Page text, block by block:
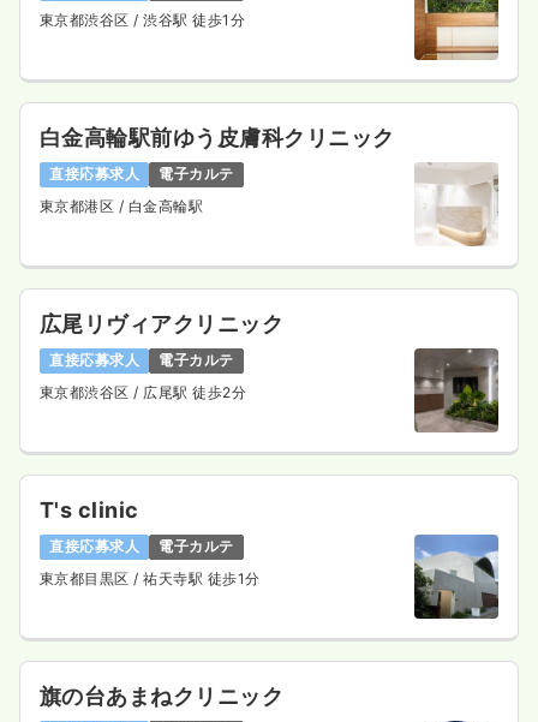
給与 時給2,130円
担当業務未経験可
ブランク可
第二新卒可
気になる 詳細を見る
時間 16:50～8:50
担当業務未経験可
ブランク可
詳細を見る
透析正・准看護師
日勤のみ（パート） 一時募集休止
時間 8:30～16:30
気になる
東京都渋谷区 / 渋谷駅 徒歩1分
白金高輪駅前ゆう皮膚科クリニック
直接応募求人
電子カルテ
東京都港区 / 白金高輪駅
広尾リヴィアクリニック
直接応募求人
電子カルテ
東京都渋谷区 / 広尾駅 徒歩2分
T's clinic
直接応募求人
電子カルテ
東京都目黒区 / 祐天寺駅 徒歩1分
旗の台あまねクリニック